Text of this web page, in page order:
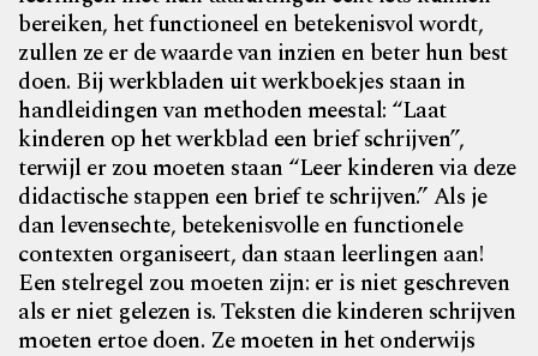
bereiken, het functioneel en betekenisvol wordt,
zullen ze er de waarde van inzien en beter hun best
doen. Bij werkbladen uit werkboekjes staan in
handleidingen van methoden meestal: “Laat
kinderen op het werkblad een brief schrijven”,
terwijl er zou moeten staan “Leer kinderen via deze
didactische stappen een brief te schrijven.” Als je
dan levensechte, betekenisvolle en functionele
contexten organiseert, dan staan leerlingen aan!
Een stelregel zou moeten zijn: er is niet geschreven
als er niet gelezen is. Teksten die kinderen schrijven
moeten ertoe doen. Ze moeten in het onderwijs